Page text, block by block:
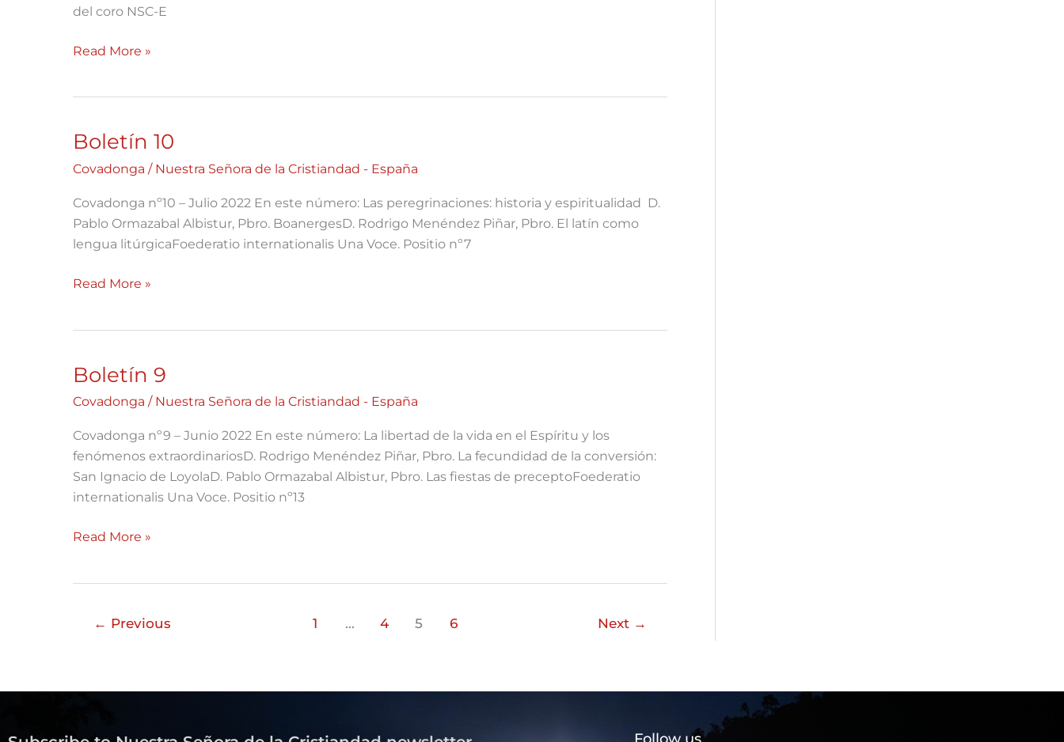
del coro NSC-E
Read More »
Boletín 10
Covadonga / Nuestra Señora de la Cristiandad - España
Covadonga nº10 – Julio 2022 En este número: Las peregrinaciones: historia y espiritualidad D.
Pablo Ormazabal Albistur, Pbro. BoanergesD. Rodrigo Menéndez Piñar, Pbro. El latín como
lengua litúrgicaFoederatio internationalis Una Voce. Positio nº7
Boletín
Read More »
Boletín 9
Covadonga / Nuestra Señora de la Cristiandad - España
Covadonga nº9 – Junio 2022 En este número: La libertad de la vida en el Espíritu y los
fenómenos extraordinariosD. Rodrigo Menéndez Piñar, Pbro. La fecundidad de la conversión:
San Ignacio de LoyolaD. Pablo Ormazabal Albistur, Pbro. Las fiestas de preceptoFoederatio
internationalis Una Voce. Positio nº13
Boletín
Read More »
← Previous 1 … 4 5 6 Next →
Follow us